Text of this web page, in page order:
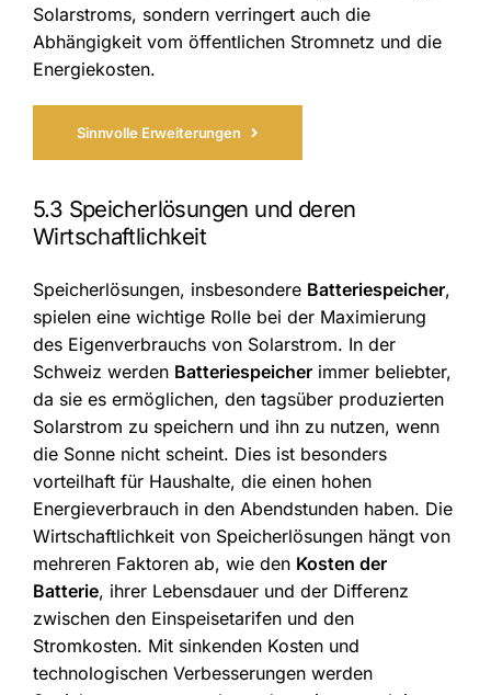
Solarstroms, sondern verringert auch die
Abhängigkeit vom öffentlichen Stromnetz und die
Energiekosten.
Sinnvolle Erweiterungen
5.3 Speicherlösungen und deren
Wirtschaftlichkeit
Speicherlösungen, insbesondere Batteriespeicher,
spielen eine wichtige Rolle bei der Maximierung
des Eigenverbrauchs von Solarstrom. In der
Schweiz werden Batteriespeicherimmer beliebter,
da sie es ermöglichen, den tagsüber produzierten
Solarstrom zu speichern und ihn zu nutzen, wenn
die Sonne nicht scheint. Dies ist besonders
vorteilhaft für Haushalte, die einen hohen
Energieverbrauch in den Abendstunden haben. Die
Wirtschaftlichkeit von Speicherlösungen hängt von
mehreren Faktoren ab, wie den Kosten der
Batterie, ihrer Lebensdauer und der Differenz
zwischen den Einspeisetarifen und den
Stromkosten. Mit sinkenden Kosten und
technologischen Verbesserungen werden